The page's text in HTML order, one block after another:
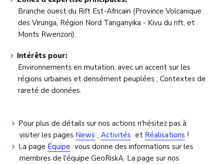
Branche ouest du Rift Est-Africain (Province Volcanique
des Virunga, Région Nord Tanganyika - Kivu du rift, et
Monts Rwenzori).
Intérêts pour:
Environnements en mutation, avec un accent sur les
régions urbaines et densément peuplées ; Contextes de
rareté de données.
Pour plus de détails sur nos actions n'hésitez pas à
visiter les pages News ,Activités et Réalisations !
La page Équipe vous donne des informations sur les
membres de l'équipe GeoRiskA. La page sur nos